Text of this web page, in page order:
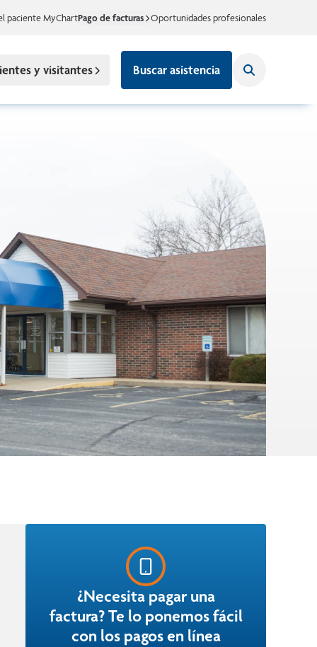
paciente MyChartPago de facturas Oportunidades profesionales
y visitantes Buscar asistencia
¿Necesita pagar una
factura? Te lo ponemos fácil
con los pagos en línea